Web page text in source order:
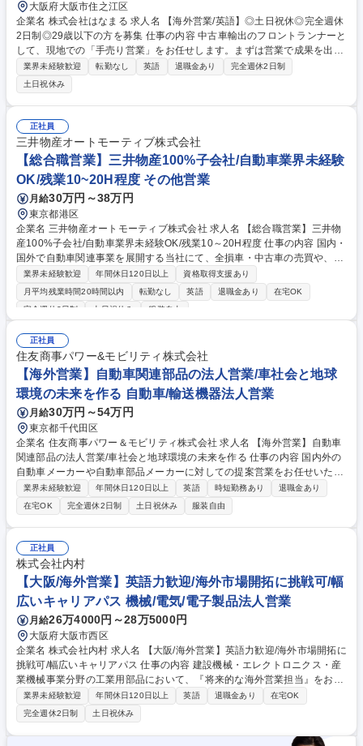
大阪府大阪市住之江区
企業名 株式会社はなまる 求人名 【海外営業/英語】◎土日祝休◎完全週休
2日制◎29歳以下の方を募集 仕事の内容 中古車輸出のフロントランナーと
して、現地での「手売り営業」をお任せします。まずは営業で成果を出し
ていただき、ゆくゆくはチームを統括し、販売戦略の企画・考案にも携わ
っていただくことを期待しています。 【入社後お任せする業務】 ■現地開
拓営業：3週間単位の海外出張を通じ、現地ディーラー等への直接アプロ
ーチ、関係構築、販売を行います。 【将来的にお任せする業務】 ■販売戦
略： 自社ECサイトの改修に合わせ、Webとリアルを融合させた販売促進
を企画・実行します。 募集職種 【海外営業/英語】◎土日祝休◎完全週休
2日制◎29歳以下の方を募集
業界未経験歓迎 転勤なし 英語 退職金あり
完全週休2日制
土日祝休み
正社員
三井物産オートモーティブ株式会社
【総合職営業】三井物産100%子会社/自動車業界未経験
OK/残業10~20H程度 その他営業
月給30万円～38万円
東京都港区
企業名 三井物産オートモーティブ株式会社 求人名 【総合職営業】三井物
産100%子会社/自動車業界未経験OK/残業10～20H程度 仕事の内容 国内・
国外で自動車関連事業を展開する当社にて、全損車・中古車の売買や、物
流に関する新規ビジネスの立ち上げ・推進をご担当頂きます。入社後まず
は先輩社員に同行いただき、自走まで支援いたします。 ■国内外市場ニー
ズの調査、ヒアリング等に基づく新規案件の計画立案 ■自動車整備工場/板
企業との折衝、契約書締結等 ◎自動車業界での経験や基礎的な知識が活か
せる業務ですが、業界未経験であってもOJT等での教育体制を整備 ◎最初
は損害車両、中古車等のインターネットオークションビジネスを担当し、
当社業務を学んで頂きます！ 募集職種 【総合職営業】三井物産100%子会
社/自動車業界未経験OK/残業10～20H程度
業界未経験歓迎 年間休日120日以上
資格取得支援あり
月平均残業時間20時間以内
転勤なし 英語 退職金あり
在宅OK
完全週休2日制
土日祝休み 服装自由
正社員
住友商事パワー&モビリティ株式会社
【海外営業】自動車関連部品の法人営業/車社会と地球
環境の未来を作る 自動車/輸送機器法人営業
月給30万円～54万円
東京都千代田区
企業名 住友商事パワー＆モビリティ株式会社 求人名 【海外営業】自動車
関連部品の法人営業/車社会と地球環境の未来を作る 仕事の内容 国内外の
自動車メーカーや自動車部品メーカーに対しての提案営業をお任せいたし
ます。次世代EV向けの軽量化部品を提案など新技術の提案も可能。世界
中から商材を発掘し、供給スキーム構築にもチャレンジ可能です。 ■国内
外の自動車メーカー・部品メーカーへの提案営業 ■新規サプライヤー・販
路の開拓 ■顧客ニーズに応じた部品の提案とビジネススキームの構築 ■欧
米・中国・ASEAN・インド・パキスタン向けの輸出・三国間貿易におけ
るサプライチェーン管理 ■QCD（品質・コスト・納期）改善に向けたサプ
ライヤーとの折衝■与信・在庫・標準化などの管理業務 ■海外・国内出張
あり／将来的な駐在の可能性あり 募集職種 【海外営業】自動車関連部品
の法人営業/車社会と地球環境の未来を作る
業界未経験歓迎 年間休日120日以上 英語 時短勤務あり
退職金あり
在宅OK
完全週休2日制 土日祝休み 服装自由
正社員
株式会社内村
【大阪/海外営業】英語力歓迎/海外市場開拓に挑戦可/幅
広いキャリアパス 機械/電気/電子製品法人営業
月給26万4000円～28万5000円
大阪府大阪市西区
企業名 株式会社内村 求人名 【大阪/海外営業】英語力歓迎/海外市場開拓に
挑戦可/幅広いキャリアパス 仕事の内容 建設機械・エレクトロニクス・産
業機械事業分野の工業用部品において、『将来的な海外営業担当』をお任
せします。当社は積極的に海外事業を展開中のため、英語力を活かしてい
ただくことを期待しています。 【ご入社後】まずはOJTにて国内既存顧客
に対する営業を担当いただきます。商品管理、見積、仕入・販売管理等を
中心に建設機械やプラント向けのゴム・樹脂等を設計図面を元に技術・購
業界未経験歓迎 年間休日120日以上 英語 退職金あり
在宅OK
完全週休2日制
土日祝休み